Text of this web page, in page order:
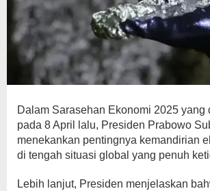
Dalam Sarasehan Ekonomi 2025 yang
pada 8 April lalu, Presiden Prabowo
menekankan pentingnya kemandirian
di tengah situasi global yang penuh
Lebih lanjut, Presiden menjelaskan